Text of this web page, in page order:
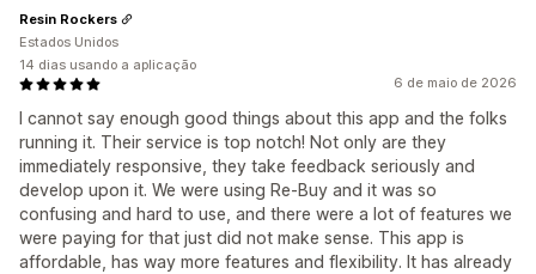
6 de maio de 2026
I cannot say enough good things about this app and the folks
running it. Their service is top notch! Not only are they
immediately responsive, they take feedback seriously and
develop upon it. We were using Re-Buy and it was so
confusing and hard to use, and there were a lot of features we
were paying for that just did not make sense. This app is
affordable, has way more features and flexibility. It has already
Resin Rockers
Estados Unidos
14 dias usando a aplicação